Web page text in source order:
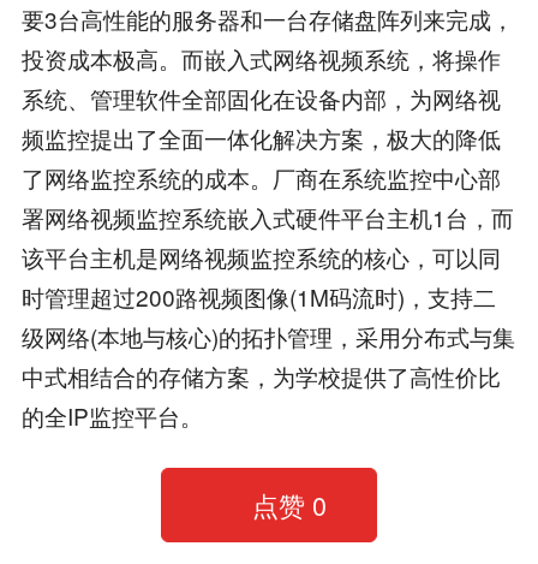
要3台高性能的服务器和一台存储盘阵列来完成，
投资成本极高。而嵌入式网络视频系统，将操作
系统、管理软件全部固化在设备内部，为网络视
频监控提出了全面一体化解决方案，极大的降低
了网络监控系统的成本。厂商在系统监控中心部
署网络视频监控系统嵌入式硬件平台主机1台，而
该平台主机是网络视频监控系统的核心，可以同
时管理超过200路视频图像(1M码流时)，支持二
级网络(本地与核心)的拓扑管理，采用分布式与集
中式相结合的存储方案，为学校提供了高性价比
的全IP监控平台。
点赞 0